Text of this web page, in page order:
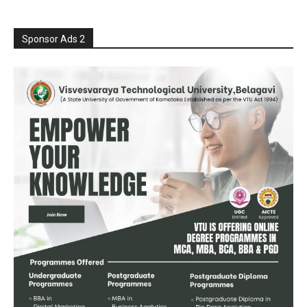
Sponsor Ads 2